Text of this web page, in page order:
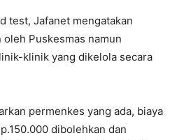
test, Jafanet mengatakan
Puskesmas namun
klinik yang dikelola secara
permenkes yang ada, biaya
dibolehkan dan